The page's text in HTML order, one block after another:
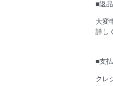
■返
大変
詳し
■支
クレ